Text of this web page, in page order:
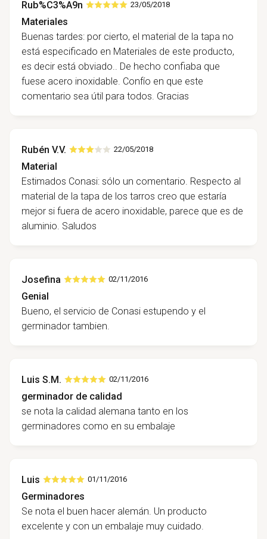
Rub%C3%A9n 23/05/2018
Materiales
Buenas tardes: por cierto, el material de la tapa no
está especificado en Materiales de este producto,
es decir está obviado.. De hecho confiaba que
fuese acero inoxidable. Confío en que este
comentario sea útil para todos. Gracias
Rubén V.V. 22/05/2018
Material
Estimados Conasi: sólo un comentario. Respecto al
material de la tapa de los tarros creo que estaría
mejor si fuera de acero inoxidable, parece que es de
aluminio. Saludos
Josefina 02/11/2016
Genial
Bueno, el servicio de Conasi estupendo y el
germinador tambien.
Luis S.M. 02/11/2016
germinador de calidad
se nota la calidad alemana tanto en los
germinadores como en su embalaje
Luis 01/11/2016
Germinadores
Se nota el buen hacer alemán. Un producto
excelente y con un embalaje muy cuidado.